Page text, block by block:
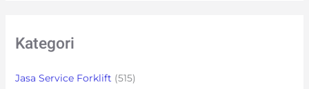
Kategori
Jasa Service Forklift (515)